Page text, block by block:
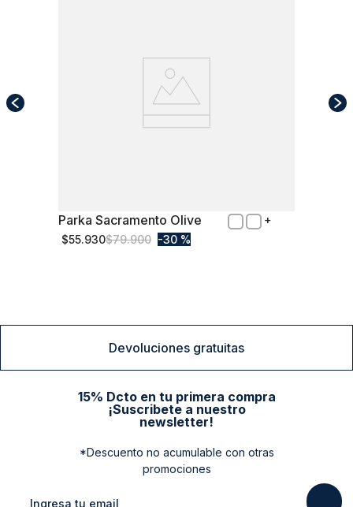
XL
Parka Sacramento Olive
$55.930$79.900 30 %
Devoluciones gratuitas
15% Dcto en tu primera compra
¡Suscribete a nuestro
newsletter!
*Descuento no acumulable con otras
promociones